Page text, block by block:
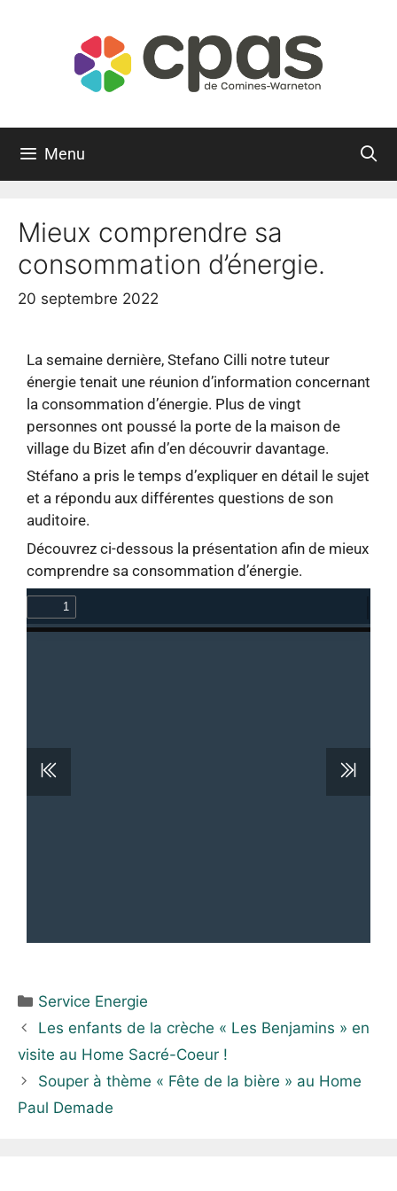
Menu
Mieux comprendre sa
consommation d’énergie.
20 septembre 2022
La semaine dernière, Stefano Cilli notre tuteur
énergie tenait une réunion d’information concernant
la consommation d’énergie. Plus de vingt
personnes ont poussé la porte de la maison de
village du Bizet afin d’en découvrir davantage.
Stéfano a pris le temps d’expliquer en détail le sujet
et a répondu aux différentes questions de son
auditoire.
Découvrez ci-dessous la présentation afin de mieux
comprendre sa consommation d’énergie.
Service Energie
Les enfants de la crèche « Les Benjamins » en
visite au Home Sacré-Coeur !
Souper à thème « Fête de la bière » au Home
Paul Demade